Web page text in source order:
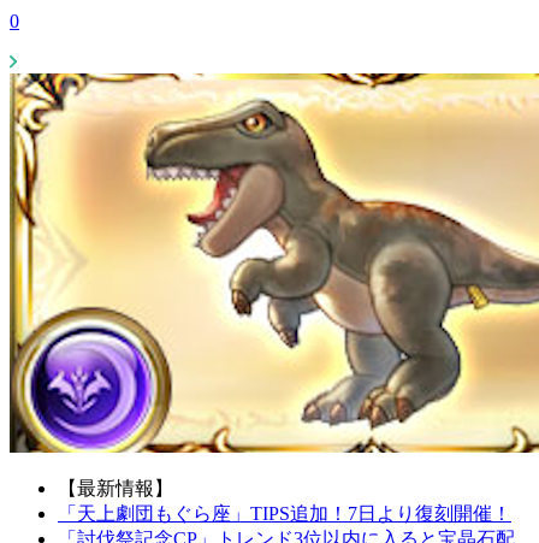
0
【最新情報】
「天上劇団もぐら座」TIPS追加！7日より復刻開催！
「討伐祭記念CP」トレンド3位以内に入ると宝晶石配